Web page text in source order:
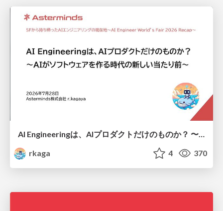
AI Engineeringは、AIプロダクトだけのものか？ 〜AIがソフトウェアを作る時代の新しい当たり前〜 / No AI in your product. AI Engineering in your development.
rkaga
4 370